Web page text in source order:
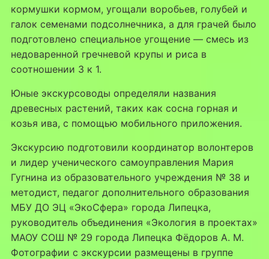
кормушки кормом, угощали воробьев, голубей и
галок семенами подсолнечника, а для грачей было
подготовлено специальное угощение — смесь из
недоваренной гречневой крупы и риса в
соотношении 3 к 1.
Юные экскурсоводы определяли названия
древесных растений, таких как сосна горная и
козья ива, с помощью мобильного приложения.
Экскурсию подготовили координатор волонтеров
и лидер ученического самоуправления Мария
Гугнина из образовательного учреждения № 38 и
методист, педагог дополнительного образования
МБУ ДО ЭЦ «ЭкоСфера» города Липецка,
руководитель объединения «Экология в проектах»
МАОУ СОШ № 29 города Липецка Фёдоров А. М.
Фотографии с экскурсии размещены в группе